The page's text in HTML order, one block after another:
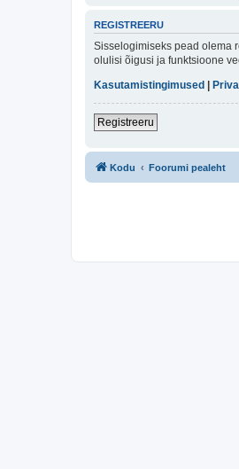
REGISTREERU
Sisselogimiseks pead olema
olulisi õigusi ja funktsioone
Kasutamistingimused |
Registreeru
Kodu Foorumi pealeht